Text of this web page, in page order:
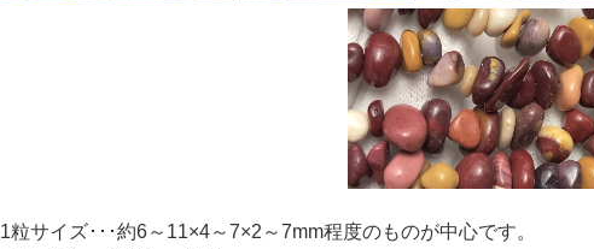
1粒サイズ･･･約6～11×4～7×2～7mm程度のものが中心です。